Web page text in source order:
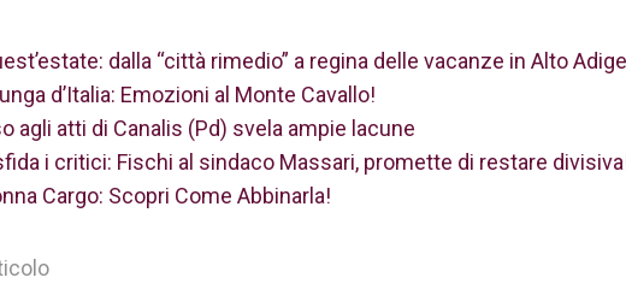
dalla “città rimedio” a regina delle vacanze in Alto
d’Italia: Emozioni al Monte Cavallo!
agli atti di Canalis (Pd) svela ampie lacune
i critici: Fischi al sindaco Massari, promette di restare
Cargo: Scopri Come Abbinarla!